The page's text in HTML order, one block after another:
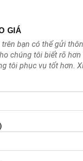
lại quý khách duyệt,
lại -> ok thì mới cho
cách duyệt,
nghệ máy in offset
nhé.
GIÁ
bạn có thể gửi
chúng tôi biết rõ hơn
tôi phục vụ tốt hơn.